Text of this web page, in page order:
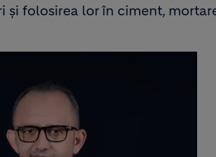
și folosirea lor în ciment,